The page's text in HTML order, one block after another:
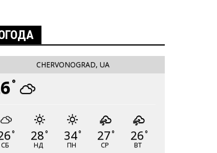
CHERVONOGRAD, UA
°
°
СБ
28°
НД
34°
ПН
27°
СР
26°
ВТ